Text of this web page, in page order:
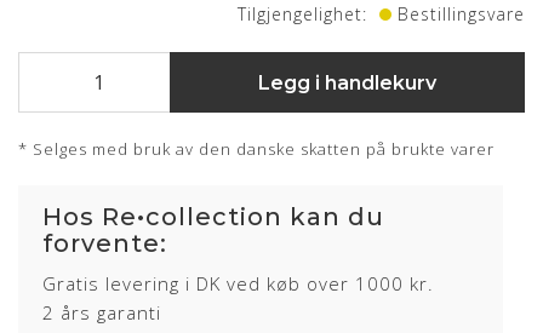
Stand: Minimal brugsspor- nypolstret hos egne
møbelpolstrer
Levering: kontakt os for estimat
Semi anilin læder har fået en ganske let
overfladebehandling, hvilket bidrager til en højere slidstyrke
og lysægthed end den rene anilin læder.
Huden kendetegnes ved det flotte naturlige udseende, men
Tilgjengelighet: Bestillingsvare
Legg i handlekurv
* Selges med bruk av den danske skatten på brukte varer
Hos Re•collection kan du
forvente:
Gratis levering i DK ved køb over 1000 kr.
2 års garanti